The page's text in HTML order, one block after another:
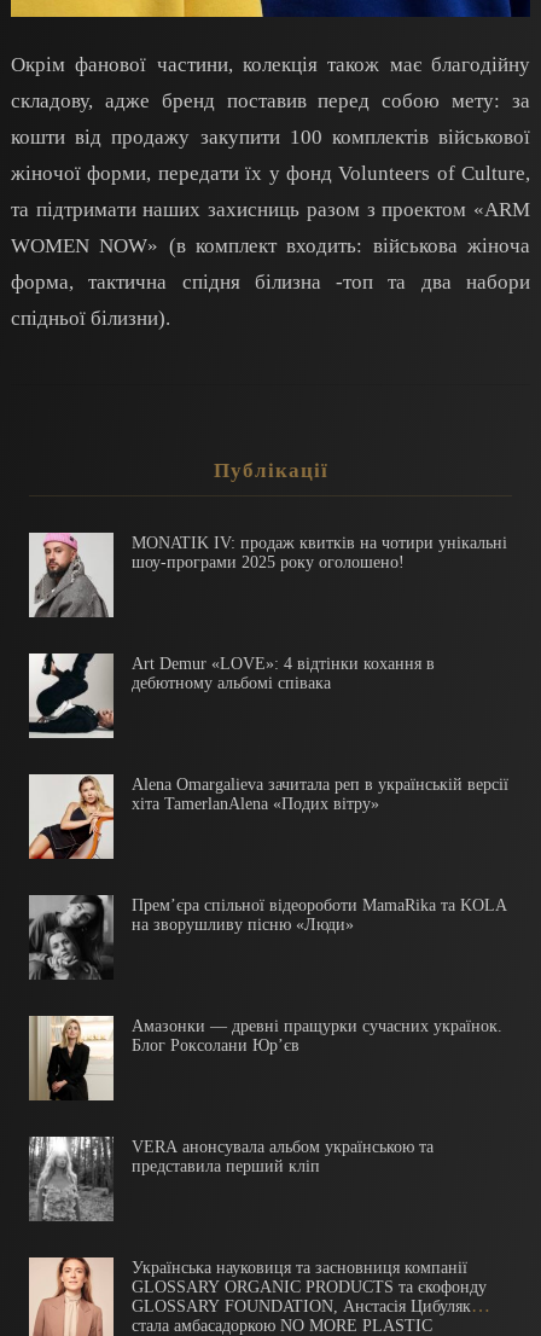
Окрім фанової частини, колекція також має благодійну
складову, адже бренд поставив перед собою мету: за
кошти від продажу закупити 100 комплектів військової
жіночої форми, передати їх у фонд Volunteers of Culture,
та підтримати наших захисниць разом з проектом «ARM
WOMEN NOW» (в комплект входить: військова жіноча
форма, тактична спідня білизна -топ та два набори
спідньої білизни).
Публікації
MONATIK IV: продаж квитків на чотири унікальні
шоу-програми 2025 року оголошено!
Art Demur «LOVE»: 4 відтінки кохання в
дебютному альбомі співака
Alena Omargalieva зачитала реп в українській версії
хіта TamerlanAlena «Подих вітру»
Прем’єра спільної відеороботи MamaRika та KOLA
на зворушливу пісню «Люди»
Амазонки — древні пращурки сучасних українок.
Блог Роксолани Юр’єв
VERA анонсувала альбом українською та
представила перший кліп
Українська науковиця та засновниця компанії
GLOSSARY ORGANIC PRODUCTS та єкофонду
GLOSSARY FOUNDATION, Анстасія Цибуляк
стала амбасадоркою NO MORE PLASTIC